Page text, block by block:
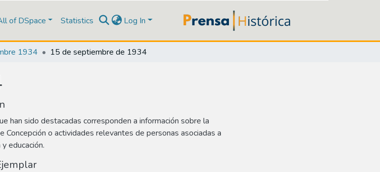
of DSpace Statistics Log In
1934 15 de septiembre de 1934
han sido destacadas corresponden a información sobre la
Concepción o actividades relevantes de personas asociadas a
educación.